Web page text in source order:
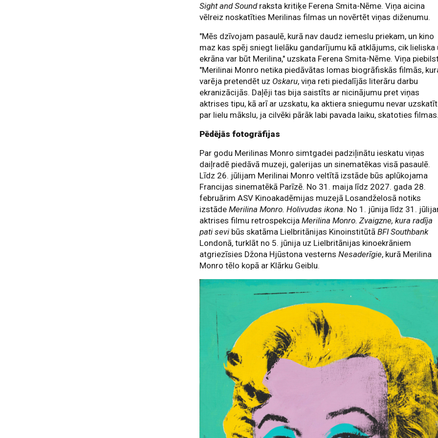
Sight and Soundraksta kritiķe Ferena Smita-Nēme. Viņa aicina
vēlreiz noskatīties Merilinas filmas un novērtēt viņas diženumu.
"Mēs dzīvojam pasaulē, kurā nav daudz iemeslu priekam, un kino
maz kas spēj sniegt lielāku gandarījumu kā atklājums, cik lieliska
ekrāna var būt Merilina," uzskata Ferena Smita-Nēme. Viņa
"Merilinai Monro netika piedāvātas lomas biogrāfiskās filmās,
varēja pretendēt uz Oskaru, viņa reti piedalījās literāru darbu
ekranizācijās. Daļēji tas bija saistīts ar nicinājumu pret viņas
aktrises tipu, kā arī ar uzskatu, ka aktiera sniegumu nevar uzskatīt
par lielu mākslu, ja cilvēki pārāk labi pavada laiku, skatoties
Pēdējās fotogrāfijas
Par godu Merilinas Monro simtgadei padziļinātu ieskatu viņas
daiļradē piedāvā muzeji, galerijas un sinematēkas visā pasaulē.
Līdz 26. jūlijam Merilinai Monro veltītā izstāde būs aplūkojama
Francijas sinematēkā Parīzē. No 31. maija līdz 2027. gada 28.
februārim ASV Kinoakadēmijas muzejā Losandželosā notiks
izstādeMerilina Monro. Holivudas ikona. No 1. jūnija līdz 31.
aktrises filmu retrospekcijaMerilina Monro. Zvaigzne, kura radīja
pati sevi būs skatāma Lielbritānijas KinoinstitūtāBFI Southbank
Londonā, turklāt no 5. jūnija uz Lielbritānijas kinoekrāniem
atgriezīsies Džona Hjūstona vesternsNesaderīgie, kurā Merilina
Monro tēlo kopā ar Klārku Geiblu.